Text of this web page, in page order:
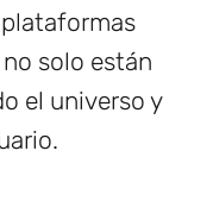
solo están
el universo y